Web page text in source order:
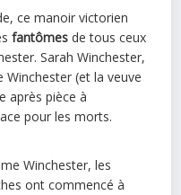
ce manoir victorien
fantômes de tous ceux
Sarah Winchester,
Winchester (et la veuve
après pièce à
pour les morts.
Winchester, les
ont commencé à